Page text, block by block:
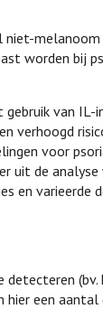
niet-
worden bij
gebruik van
verhoogd
voor
uit de
en varieerde
detecteren
hier een